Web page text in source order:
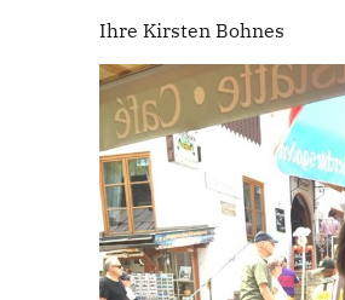
Ihre Kirsten Bohnes